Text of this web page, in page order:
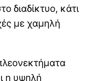
διαδίκτυο, κάτι
με χαμηλή
η υψηλή